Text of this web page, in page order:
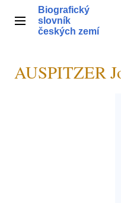
obsahHlavní menu
Biografický
slovník
českých zemí
AUSPITZER